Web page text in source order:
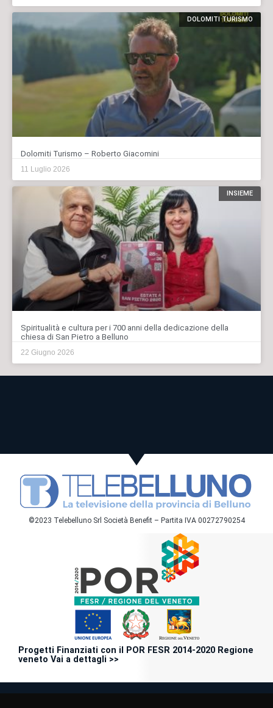
DOLOMITI TURISMO
Dolomiti Turismo – Roberto Giacomini
11 Luglio 2026
INSIEME
Spiritualità e cultura per i 700 anni della dedicazione della
chiesa di San Pietro a Belluno
22 Giugno 2026
©2023 Telebelluno Srl Società Benefit – Partita IVA 00272790254
Progetti Finanziati con il POR FESR 2014-2020 Regione
veneto Vai a dettagli >>